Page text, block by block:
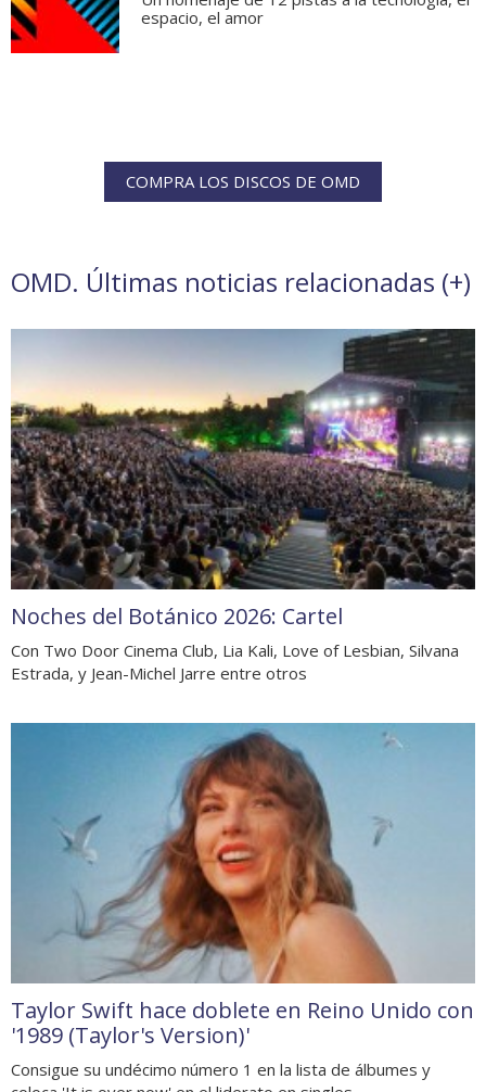
espacio, el amor
COMPRA LOS DISCOS DE OMD
OMD. Últimas noticias relacionadas (+)
Noches del Botánico 2026: Cartel
Con Two Door Cinema Club, Lia Kali, Love of Lesbian, Silvana
Estrada, y Jean-Michel Jarre entre otros
Taylor Swift hace doblete en Reino Unido con
'1989 (Taylor's Version)'
Consigue su undécimo número 1 en la lista de álbumes y